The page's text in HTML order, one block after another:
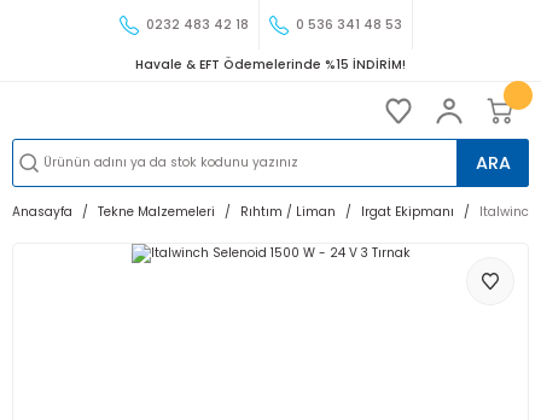
0232 483 42 18 0 536 341 48 53
Havale & EFT Ödemelerinde %15 İNDİRİM!
ARA
Anasayfa Tekne Malzemeleri Rıhtım / Liman Irgat Ekipmanı Italwinch